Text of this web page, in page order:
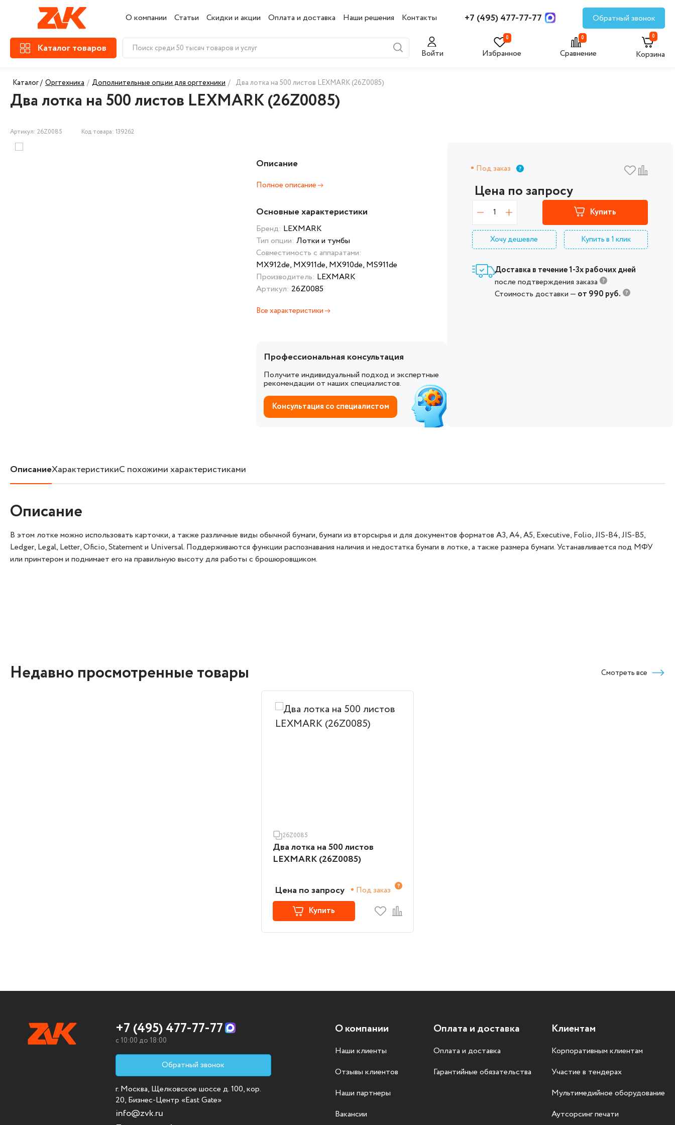
О компании Статьи Скидки и акции Оплата и доставка Наши решения Контакты +7 (495) 477-77-77 Обратный звонок
Каталог товаров Войти
0
Избранное
0
Сравнение
0
Корзина
Каталог / Оргтехника / Дополнительные опции для оргтехники / Два лотка на 500 листов LEXMARK (26Z0085)
Два лотка на 500 листов LEXMARK (26Z0085)
Артикул: 26Z0085 Код товара: 139262
Описание
Полное описание
Основные характеристики
Бренд: LEXMARK
Тип опции: Лотки и тумбы
Совместимость с аппаратами:
MX912de, MX911de, MX910de, MS911de
Производитель: LEXMARK
Артикул: 26Z0085
Все характеристики
Профессиональная консультация
Получите индивидуальный подход и экспертные
рекомендации от наших специалистов.
Консультация со специалистом
Под заказ
Цена по запросу
1 Купить
Хочу дешевле Купить в 1 клик
Доставка в течение 1-3х рабочих дней
после подтверждения заказа
Стоимость доставки — от 990 руб.
ОписаниеХарактеристикиС похожими характеристиками
Описание
В этом лотке можно использовать карточки, а также различные виды обычной бумаги, бумаги из вторсырья и для документов форматов A3, A4, A5, Executive, Folio, JIS-B4, JIS-B5,
Ledger, Legal, Letter, Oficio, Statement и Universal. Поддерживаются функции распознавания наличия и недостатка бумаги в лотке, а также размера бумаги. Устанавливается под МФУ
или принтером и поднимает его на правильную высоту для работы с брошюровщиком.
Недавно просмотренные товары Смотреть все
26Z0085
Два лотка на 500 листов
LEXMARK (26Z0085)
Цена по запросу Под заказ
Купить
+7 (495) 477-77-77
c 10:00 до 18:00
Обратный звонок
г. Москва, Щелковское шоссе д. 100, кор.
20, Бизнес-Центр «East Gate»
info@zvk.ru
О компании
Наши клиенты
Отзывы клиентов
Наши партнеры
Вакансии
Оплата и доставка
Оплата и доставка
Гарантийные обязательства
Клиентам
Корпоративным клиентам
Участие в тендерах
Мультимедийное оборудование
Аутсорсинг печати